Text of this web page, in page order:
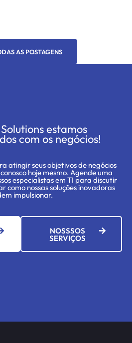
AS POSTAGENS
estamos
com os negócios!
atingir seus objetivos de negócios
hoje mesmo. Agende uma
especialistas em TI para discutir
como nossas soluções inovadoras
impulsionar.
NOSSSOS
SERVIÇOS